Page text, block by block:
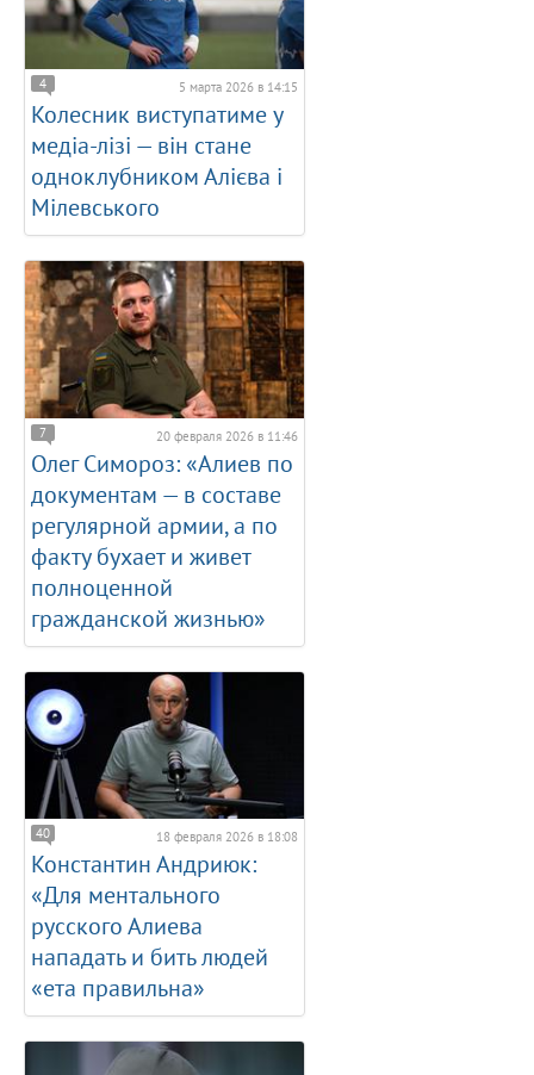
4 5 марта 2026 в 14:15
Колесник виступатиме у
медіа-лізі — він стане
одноклубником Алієва і
Мілевського
7 20 февраля 2026 в 11:46
Олег Симороз: «Алиев по
документам — в составе
регулярной армии, а по
факту бухает и живет
полноценной
гражданской жизнью»
40 18 февраля 2026 в 18:08
Константин Андриюк:
«Для ментального
русского Алиева
нападать и бить людей
«ета правильна»